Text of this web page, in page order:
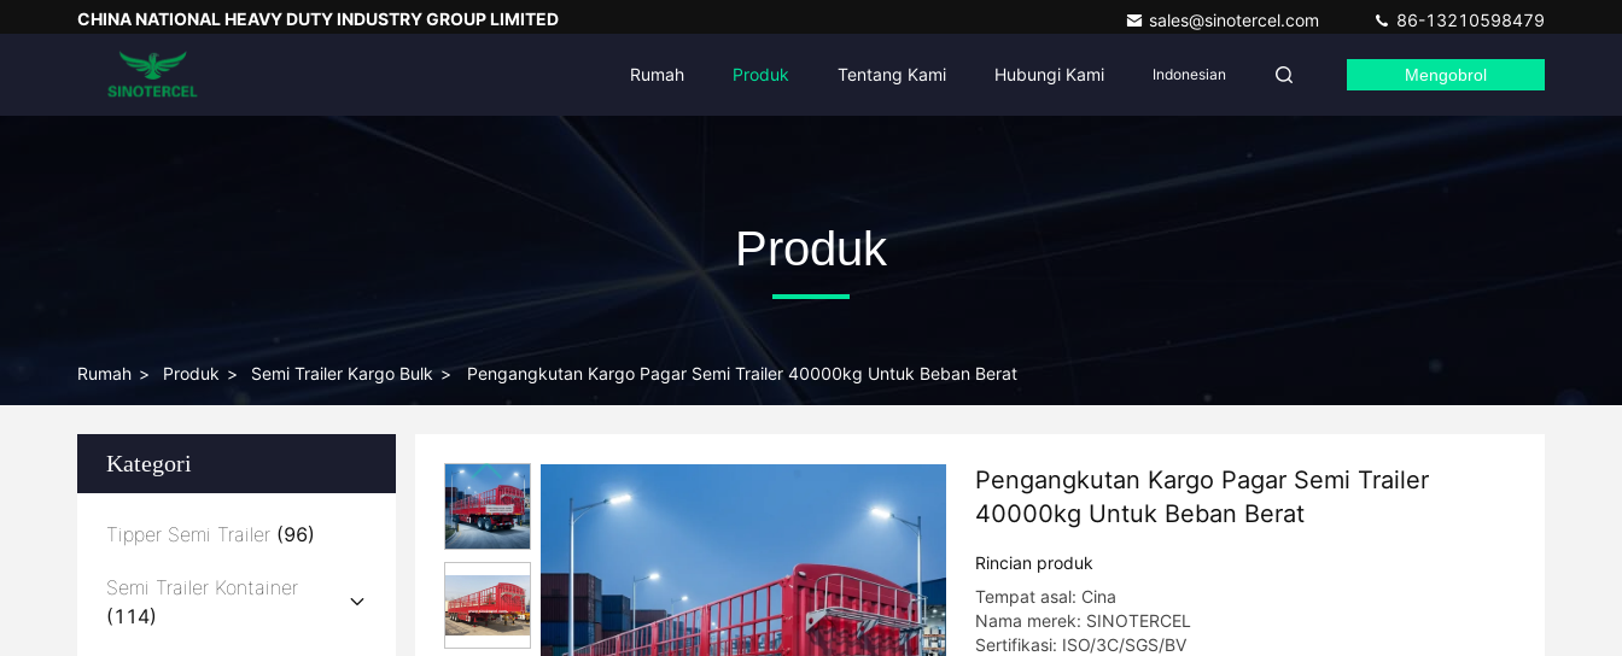
CHINA NATIONAL HEAVY DUTY INDUSTRY GROUP LIMITED sales@sinotercel.com 86-13210598479
Rumah Produk Tentang Kami Hubungi Kami Indonesian Mengobrol
Produk
Rumah > Produk > Semi Trailer Kargo Bulk > Pengangkutan Kargo Pagar Semi Trailer 40000kg Untuk Beban Berat
Kategori
Tipper Semi Trailer (96)
Semi Trailer Kontainer
(114)
Pengangkutan Kargo Pagar Semi Trailer
40000kg Untuk Beban Berat
Rincian produk
Tempat asal: Cina
Nama merek: SINOTERCEL
Sertifikasi: ISO/3C/SGS/BV